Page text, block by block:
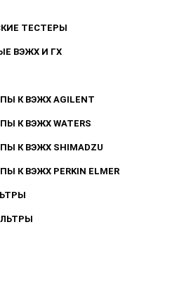
ТЕСТЕРЫ
ВЭЖХ И ГХ
К ВЭЖХ AGILENT
К ВЭЖХ WATERS
К ВЭЖХ SHIMADZU
К ВЭЖХ PERKIN ELMER